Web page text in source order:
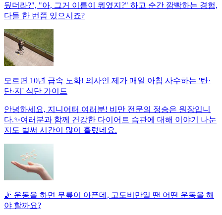
뒀더라?", "아, 그거 이름이 뭐였지?" 하고 순간 깜빡하는 경험,
다들 한 번쯤 있으시죠?
모르면 10년 급속 노화! 의사인 제가 매일 아침 사수하는 '탄·
단·지' 식단 가이드
안녕하세요, 지니어터 여러분! 비만 전문의 정승은 원장입니
다.✨여러분과 함께 건강한 다이어트 습관에 대해 이야기 나눈
지도 벌써 시간이 많이 흘렀네요.
🦵 운동을 하면 무릎이 아픈데, 고도비만일 땐 어떤 운동을 해
야 할까요?